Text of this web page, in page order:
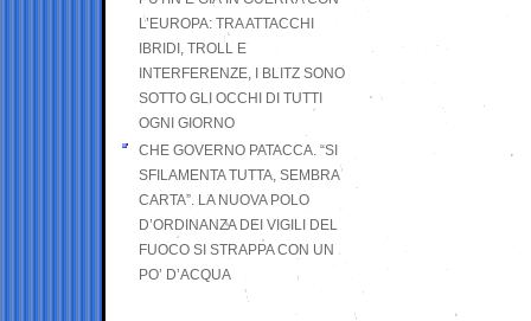
L’EUROPA: TRA ATTACCHI
IBRIDI, TROLL E
INTERFERENZE, I BLITZ SONO
SOTTO GLI OCCHI DI TUTTI
OGNI GIORNO
CHE GOVERNO PATACCA. “SI
SFILAMENTA TUTTA, SEMBRA
CARTA”. LA NUOVA POLO
D’ORDINANZA DEI VIGILI DEL
FUOCO SI STRAPPA CON UN
PO’ D’ACQUA